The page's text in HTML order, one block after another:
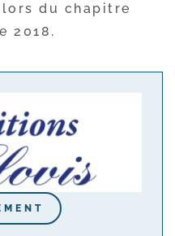
lors du cha­pitre
2018.